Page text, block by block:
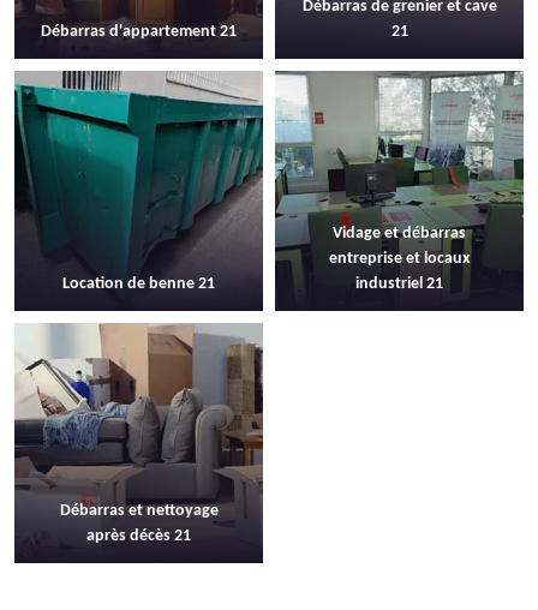
Débarras d'appartement 21
Débarras de grenier et cave
21
Location de benne 21
Vidage et débarras
entreprise et locaux
industriel 21
Débarras et nettoyage
après décès 21